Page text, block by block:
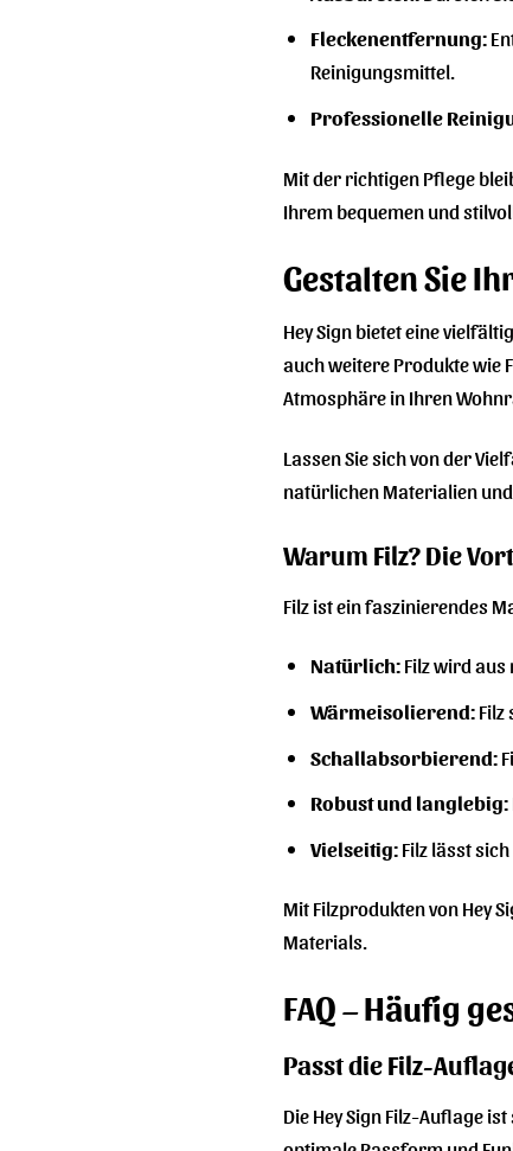
Fleckenentfernung:
Reinigungsmittel.
Professionelle
Mit der richtigen Pflege
Ihrem bequemen und
Gestalten Sie
Hey Sign bietet eine
auch weitere Produkte wie
Atmosphäre in Ihren
Lassen Sie sich von der
natürlichen Materialien
Warum Filz? Die
Filz ist ein faszinierendes
Natürlich:Filz wird aus
Wärmeisolierend:Filz
Schallabsorbierend:
Robust und langlebig:
Vielseitig:Filz lässt sich
Mit Filzprodukten von Hey
Materials.
FAQ – Häufig
Passt die Filz-
Die Hey Sign Filz-Auflage